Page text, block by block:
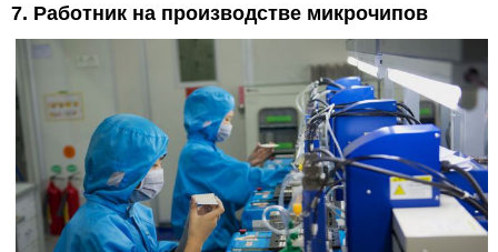
7. Работник на производстве микрочипов